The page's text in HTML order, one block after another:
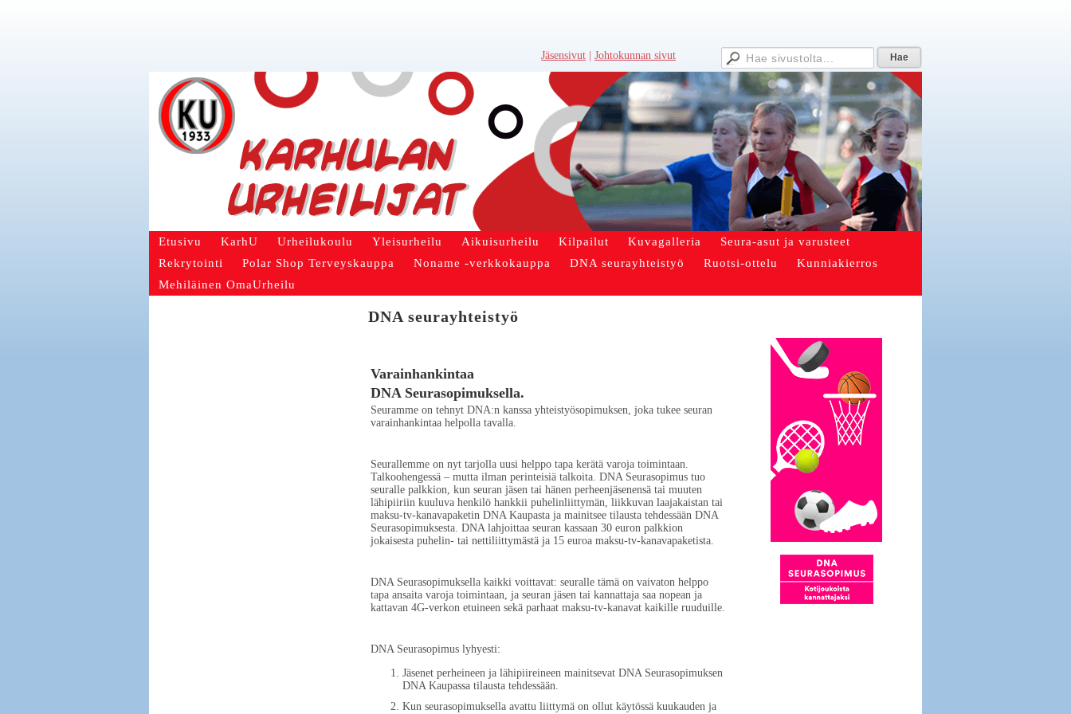
Jäsensivut Johtokunnan sivut
Etusivu KarhU Urheilukoulu Yleisurheilu Aikuisurheilu Kilpailut Kuvagalleria
Seura-asut ja varusteet
Rekrytointi
Polar Shop Terveyskauppa Noname -verkkokauppa DNA seurayhteistyö Ruotsi-ottelu
Kunniakierros
Mehiläinen OmaUrheilu
DNA seurayhteistyö
Varainhankintaa
DNA Seurasopimuksella.
Seuramme on tehnyt DNA:n kanssa yhteistyösopimuksen, joka tukee seuran
varainhankintaa helpolla tavalla.
Seurallemme on nyt tarjolla uusi helppo tapa kerätä varoja toimintaan.
Talkoohengessä – mutta ilman perinteisiä talkoita. DNA Seurasopimus tuo
seuralle palkkion, kun seuran jäsen tai hänen perheenjäsenensä tai muuten
lähipiiriin kuuluva henkilö hankkii puhelinliittymän, liikkuvan laajakaistan tai
maksu-tv-kanavapaketin DNA Kaupasta ja mainitsee tilausta tehdessään DNA
Seurasopimuksesta. DNA lahjoittaa seuran kassaan 30 euron palkkion
jokaisesta puhelin- tai nettiliittymästä ja 15 euroa maksu-tv-kanavapaketista.
DNA Seurasopimuksella kaikki voittavat: seuralle tämä on vaivaton helppo
tapa ansaita varoja toimintaan, ja seuran jäsen tai kannattaja saa nopean ja
kattavan 4G-verkon etuineen sekä parhaat maksu-tv-kanavat kaikille ruuduille.
DNA Seurasopimus lyhyesti:
Jäsenet perheineen ja lähipiireineen mainitsevat DNA Seurasopimuksen
DNA Kaupassa tilausta tehdessään.
Kun seurasopimuksella avattu liittymä on ollut käytössä kuukauden ja